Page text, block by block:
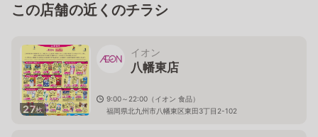
この店舗の近くのチラシ
27枚
イオン
八幡東店
9:00～22:00（イオン 食品）
福岡県北九州市八幡東区東田3丁目2-102